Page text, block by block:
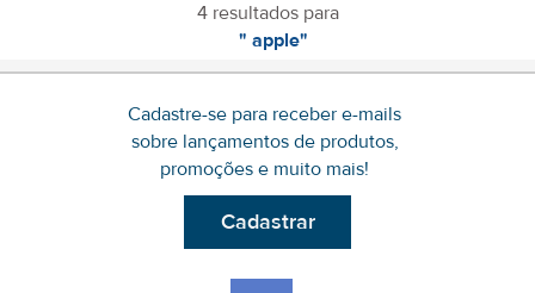
4 resultados para
" apple"
Cadastre-se para receber e-mails
sobre lançamentos de produtos,
promoções e muito mais!
Cadastrar